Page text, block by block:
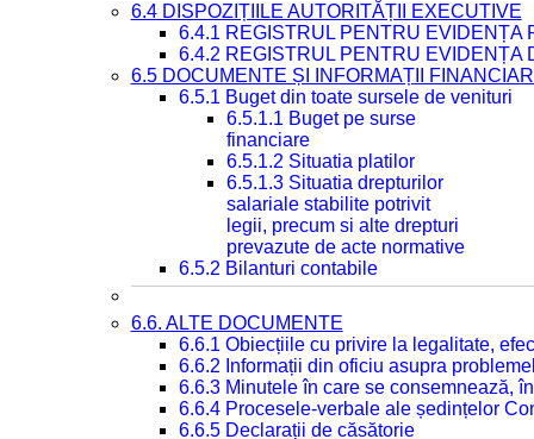
6.4 DISPOZIȚIILE AUTORITĂȚII EXECUTIVE
6.4.1 REGISTRUL PENTRU EVIDENȚA
6.4.2 REGISTRUL PENTRU EVIDENȚA
6.5 DOCUMENTE ȘI INFORMAȚII
6.5.1 Buget din toate sursele de venituri
6.5.1.1 Buget pe surse
financiare
6.5.1.2 Situatia platilor
6.5.1.3 Situatia drepturilor
salariale stabilite potrivit
legii, precum si alte drepturi
prevazute de acte normative
6.5.2 Bilanturi contabile
6.6. ALTE DOCUMENTE
6.6.1 Obiecțiile cu privire la legalitate,
6.6.2 Informații din oficiu asupra
6.6.3 Minutele în care se consemnează,
6.6.4 Procesele-verbale ale ședințelor
6.6.5 Declarații de căsătorie